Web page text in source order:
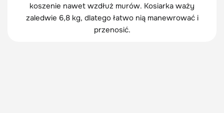
koszenie nawet wzdłuż murów. Kosiarka waży
zaledwie 6,8 kg, dlatego łatwo nią manewrować i
przenosić.